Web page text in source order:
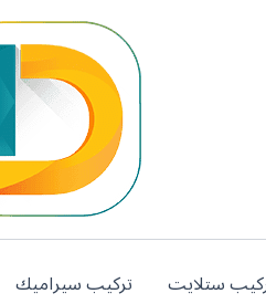
ستلايت تركيب سيراميك